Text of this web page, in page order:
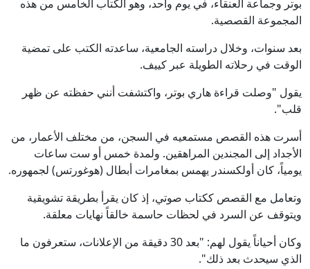
بوتر وجماعة العنقاء، في يوم واحد، وهو الكتاب الخامس من هذه
المجموعة القصصية.
بعد سنوات، وخلال دراسته الجامعية، ساعدته الكتب على تمضية
الوقت في رحلاته الطويلة عبر كييف.
يقول "وصلت قراءة هاري بوتر، واكتشفت أنني حفظته عن ظهر
قلب".
أسرت هذه القصص مستمعيه في السجن، من مختلف الأعمار، من
الأجداد إلى المجندين المراهقين. ولمدة خمس أو ست ساعات
يومياً، كان أولكسندر يهمس بمغامرات أبطال (هوغورتس) لجمهوره.
وتعامل مع القصص ككتاب صوتي، إذ كان يقرأ بطريقة تشويقية
ويتوقف عن السرد في لحظات حاسمة خالقاً نهايات معلقة.
وكان أحياناً يقول لهم: "بعد 30 دقيقة من الإعلانات، ستعرفون ما
الذي سيحدث بعد ذلك".